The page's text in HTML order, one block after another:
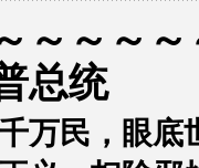
～～～
总统
万民，眼底